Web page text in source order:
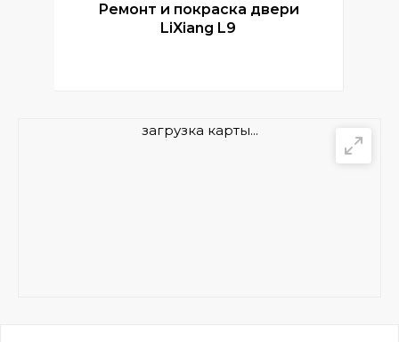
Ремонт и покраска двери
LiXiang L9
загрузка карты...